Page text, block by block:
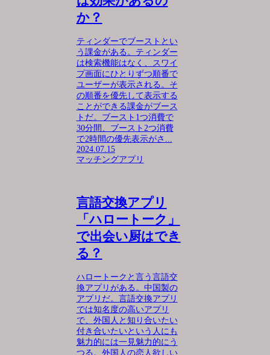
か？
ティンダーでブーストとい
う課金がある。ティンダー
は検索機能はなく、スワイ
プ画面にひとりずつ順番で
ユーザーが表示される。そ
の順番を優先して表示する
ことができる課金がブース
トだ。ブースト1つ消費で
30分間、ブースト2つ消費
で2時間の優先表示がさ...
2024.07.15
マッチングアプリ
言語交換アプリ
「ハロートーク」
で出会い厨はでき
る？
ハロートークと言う言語交
換アプリがある。中国製の
アプリだ。言語交換アプリ
では知名度の高いアプリ
で、外国人と知り合いたい
付き合いたいという人にも
魅力的には一見魅力的にう
つる。外国人の恋人欲しい